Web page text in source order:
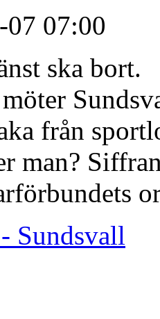
07:00
ska bort.
från
man?
Sundsvall